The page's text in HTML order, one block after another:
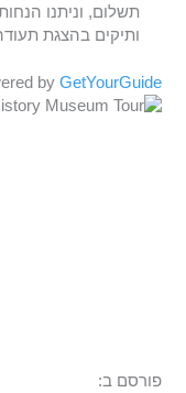
תשלום, וניתנו
ותיקים בהצגת
by GetYourGuide
פורסם ב: